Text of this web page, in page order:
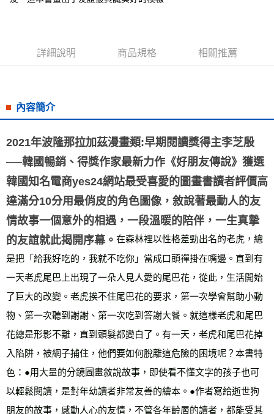
每筆NT$50，滿NT$499(含以上)免運費
付款後7-11取貨
宅配
每筆NT$70，滿NT$799(含以上)免運費
離島宅配
每筆NT$200，滿NT$99,999(含以上)免運費
海外叢書運費
雜誌海外運費 查看運費
數位商品海外免運 查看運費
詳細說明 商品規格 相關推薦
內容簡介
2021年波隆那拉加茲漫畫類:早期閱讀獎得主李芝殷
──韓國暢銷、得獎作家最新力作《好朋友傳說》獲選
韓國知名電商yes24網站最受喜愛的圖畫書讀者評價高
達滿分10分用最俏皮的角色圖像，敘說著最動人的友
情故事一個意外的相遇，一段溫暖的陪伴，一生真摯
的友誼就此揭開序幕。 在森林裡以性格差勁出名的老虎，總
是把「給我好吃的，我就不吃你」當成口頭禪掛在嘴邊。直到有
一天老虎尾巴上出現了一朵人見人愛的尾巴花，從此，生活開始
了巨大的改變。老虎挨不住尾巴花的要求，第一次學會幫助小動
物、第一次聽到謝謝、第一次吃到答謝大餐。就這樣老虎和尾巴
花總是形影不離，直到頭髮都變白了。有一天，老虎和尾巴花掉
入陷阱，被網子捕住，他們要如何脫離這危險的困境呢？本書特
色：●用大量的分鏡圖畫敘說故事，即使看不懂文字的孩子也可
以輕鬆閱讀，是對年幼讀者非常友善的繪本。●作者寫給逝世狗
朋友的故事，感動人心的友情，不管各年齡層的讀者，都能受其